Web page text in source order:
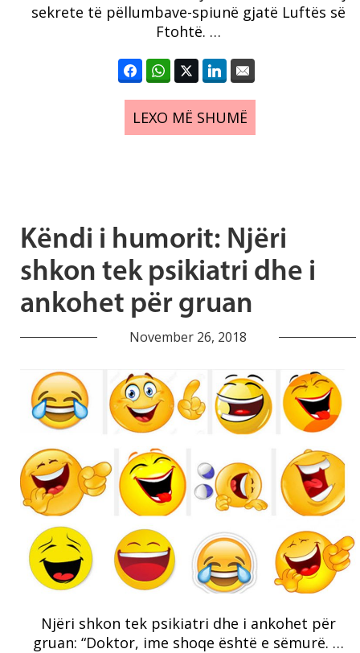
sekrete të pëllumbave-spiunë gjatë Luftës së
Ftohtë. …
LEXO MË SHUMË
Këndi i humorit: Njëri
shkon tek psikiatri dhe i
ankohet për gruan
November 26, 2018
Njëri shkon tek psikiatri dhe i ankohet për
gruan: “Doktor, ime shoqe është e sëmurë. …